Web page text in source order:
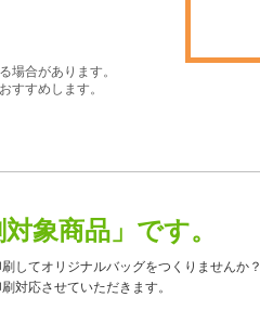
場合があります。
すすめします。
象商品」です。
してオリジナルバッグをつくりませんか？
対応させていただきます。